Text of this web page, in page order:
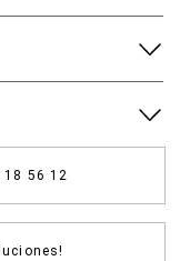
56 12